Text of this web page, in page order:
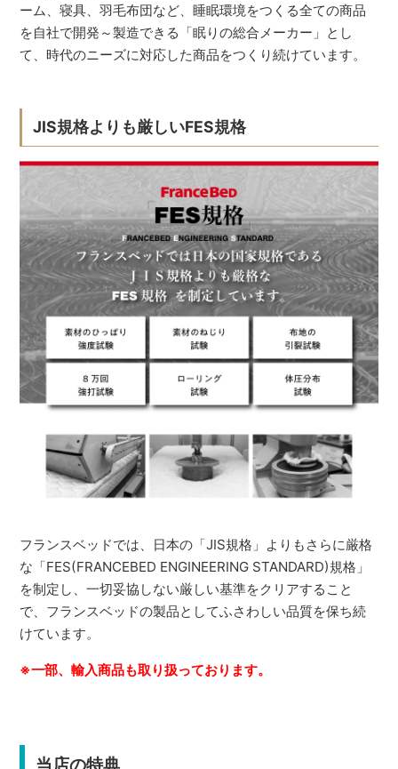
ーム、寝具、羽毛布団など、睡眠環境をつくる全ての商品
を自社で開発～製造できる「眠りの総合メーカー」とし
て、時代のニーズに対応した商品をつくり続けています。
JIS規格よりも厳しいFES規格
フランスベッドでは、日本の「JIS規格」よりもさらに厳格
な「FES(FRANCEBED ENGINEERING STANDARD)規格」
を制定し、一切妥協しない厳しい基準をクリアすること
で、フランスベッドの製品としてふさわしい品質を保ち続
けています。
※一部、輸入商品も取り扱っております。
当店の特典